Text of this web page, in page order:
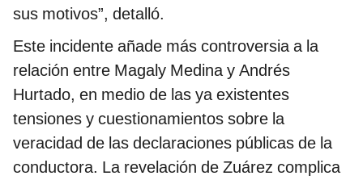
sus motivos”, detalló.
Este incidente añade más controversia a la
relación entre Magaly Medina y Andrés
Hurtado, en medio de las ya existentes
tensiones y cuestionamientos sobre la
veracidad de las declaraciones públicas de la
conductora. La revelación de Zuárez complica